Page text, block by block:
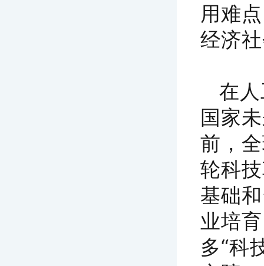
用难
经济
在
国家
前，
轮科
基础
业培
多“科